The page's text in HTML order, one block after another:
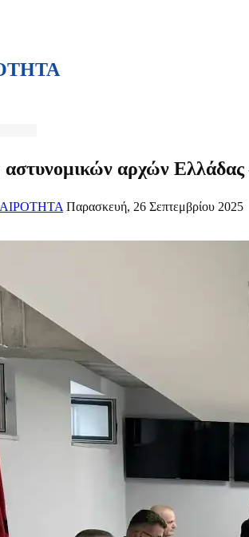
αρχών
Παρασκευή, 26 Σεπτεμβρίου 2025